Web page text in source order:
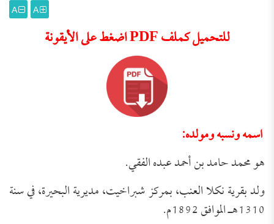
A
A
للتحميل كملف PDF اضغط على الأيقونة
اسمه ونسبه ومولده:
هو محمد حامد بن أحمد عبده الفقي.
ولد بقرية نكلا العنب، بمركز شبراخيت، مديرية البحيرة، في سنة
1310هـ الموافق 1892م.